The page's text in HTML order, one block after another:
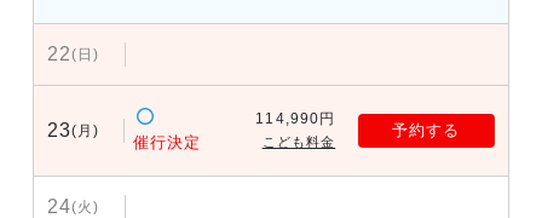
22(日)
23(月)
催行決定
114,990円
こども料金
予約する
24(火)